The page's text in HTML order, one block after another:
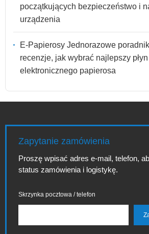
początkujących bezpieczeństwo i
urządzenia
E-Papierosy Jednorazowe
recenzje, jak wybrać najlepszy
elektronicznego papierosa
Zapytanie zamówienia
Proszę wpisać adres e-mail, telefon,
status zamówienia i logistykę.
Skrzynka pocztowa / telefon